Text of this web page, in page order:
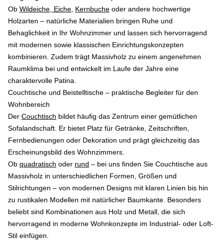
Ob Wildeiche, Eiche Kernbuche oder andere hochwertige
Holzarten – natürliche Materialien bringen Ruhe und
Behaglichkeit in Ihr Wohnzimmer und lassen sich hervorragend
mit modernen sowie klassischen Einrichtungskonzepten
kombinieren. Zudem trägt Massivholz zu einem angenehmen
Raumklima bei und entwickelt im Laufe der Jahre eine
charaktervolle Patina.
Couchtische und Beistelltische – praktische Begleiter für den
Wohnbereich
Der Couchtisch bildet häufig das Zentrum einer gemütlichen
Sofalandschaft. Er bietet Platz für Getränke, Zeitschriften,
Fernbedienungen oder Dekoration und prägt gleichzeitig das
Erscheinungsbild des Wohnzimmers.
Ob quadratisch oder rund – bei uns finden Sie Couchtische aus
Massivholz in unterschiedlichen Formen, Größen und
Stilrichtungen – von modernen Designs mit klaren Linien bis hin
zu rustikalen Modellen mit natürlicher Baumkante. Besonders
beliebt sind Kombinationen aus Holz und Metall, die sich
hervorragend in moderne Wohnkonzepte im Industrial- oder Loft-
Stil einfügen.